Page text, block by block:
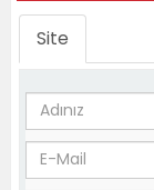
Site